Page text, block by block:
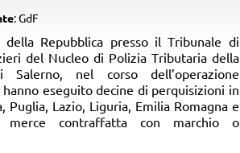
: GdF
Repubblica presso il Tribunale di
del Nucleo di Polizia Tributaria della
nel corso dell’operazione
hanno eseguito decine di perquisizioni in
Puglia, Lazio, Liguria, Emilia Romagna e
contraffatta con marchio o